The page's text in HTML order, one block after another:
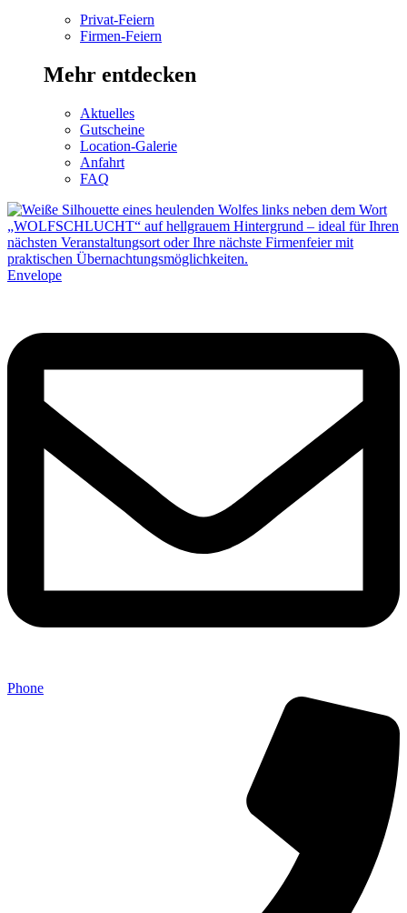
Privat-Feiern
Firmen-Feiern
Mehr entdecken
Aktuelles
Gutscheine
Location-Galerie
Anfahrt
FAQ
Envelope
Phone